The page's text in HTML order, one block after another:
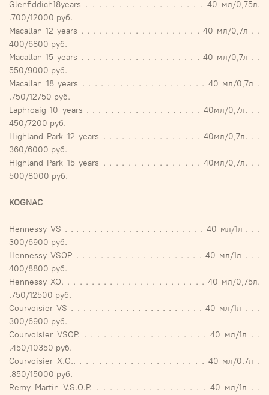
Glenfiddich18years . . . . . . . . . . . . . . . . . . 40 мл/0,75л.
.700/12000 руб.
Macallan 12 years . . . . . . . . . . . . . . . . . . . . 40 мл/0,7л . .
400/6800 руб.
Macallan 15 years . . . . . . . . . . . . . . . . . . . . 40 мл/0,7л . .
550/9000 руб.
Macallan 18 years . . . . . . . . . . . . . . . . . . . . 40 мл/0,7л .
.750/12750 руб.
Laphroaig 10 years . . . . . . . . . . . . . . . . . . . 40мл/0,7л. . .
450/7200 руб.
Highland Park 12 years . . . . . . . . . . . . . . . . 40мл/0,7л. . .
360/6000 руб.
Highland Park 15 years . . . . . . . . . . . . . . . . 40мл/0,7л. . .
500/8000 руб.
KOGNAC
Hennessy VS . . . . . . . . . . . . . . . . . . . . . . . . 40 мл/1л . . .
300/6900 руб.
Hennessy VSOP . . . . . . . . . . . . . . . . . . . . . 40 мл/1л . . .
400/8800 руб.
Hennessy XO. . . . . . . . . . . . . . . . . . . . . . . . 40 мл/0,75л.
.750/12500 руб.
Courvoisier VS . . . . . . . . . . . . . . . . . . . . . . 40 мл/1л . . .
300/6900 руб.
Courvoisier VSOP. . . . . . . . . . . . . . . . . . . . 40 мл/1л . .
.450/10350 руб.
Courvoisier X.O.. . . . . . . . . . . . . . . . . . . . . 40 мл/0.7л .
.850/15000 руб.
Remy Martin V.S.O.P. . . . . . . . . . . . . . . . . . 40 мл/1л . .